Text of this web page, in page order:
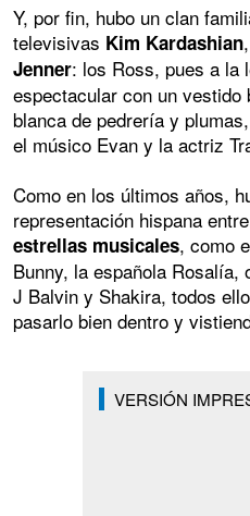
Y, por fin, hubo un clan
televisivas Kim Kardashian,
Jenner: los Ross, pues a la
espectacular con un
blanca de pedrería y
el músico Evan y la actriz
Como en los últimos años,
representación hispana
estrellas musicales, como
Bunny, la española Rosalía,
J Balvin y Shakira, todos
pasarlo bien dentro y
VERSIÓN